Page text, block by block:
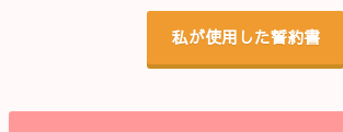
私が使用した誓約書